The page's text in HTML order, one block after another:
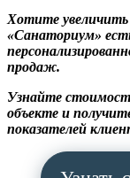
Хотите
«Санаториум»
продаж.
Узнайте
объекте и
показателей